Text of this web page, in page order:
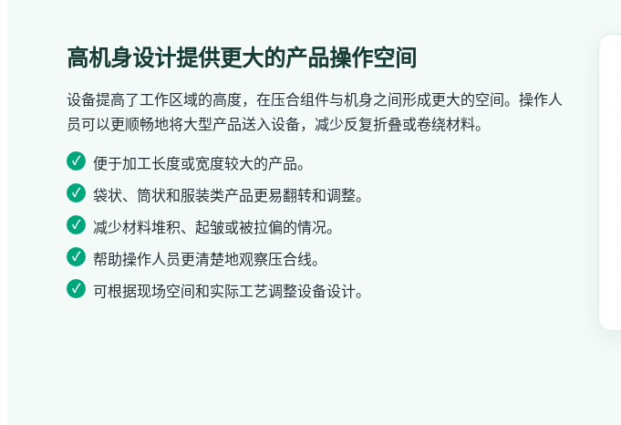
高机身设计提供更大的产品操作空间
设备提高了工作区域的高度，在压合组件与机身之间形成更大的空间。操作人
员可以更顺畅地将大型产品送入设备，减少反复折叠或卷绕材料。
便于加工长度或宽度较大的产品。
袋状、筒状和服装类产品更易翻转和调整。
减少材料堆积、起皱或被拉偏的情况。
帮助操作人员更清楚地观察压合线。
可根据现场空间和实际工艺调整设备设计。